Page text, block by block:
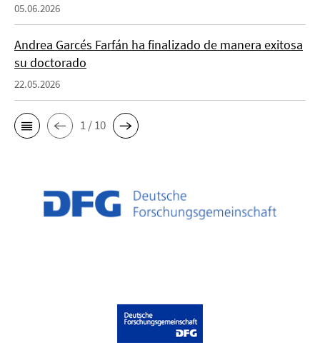
05.06.2026
Andrea Garcés Farfán ha finalizado de manera exitosa
su doctorado
22.05.2026
1 / 10